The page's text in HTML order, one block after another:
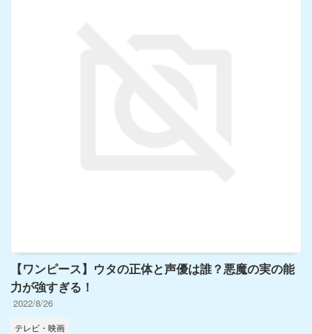
【ワンピース】ウタの正体と声優は誰？悪魔の実の能
力が強すぎる！
2022/8/26
テレビ・映画